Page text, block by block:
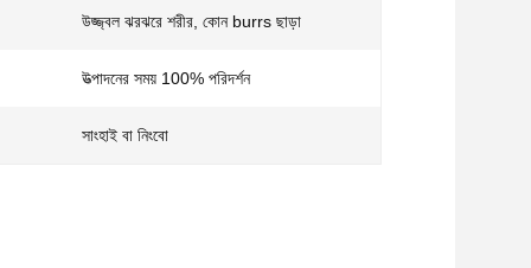
উজ্জ্বল ঝরঝরে শরীর, কোন burrs ছাড়া
উত্পাদনের সময় 100% পরিদর্শন
সাংহাই বা নিংবো